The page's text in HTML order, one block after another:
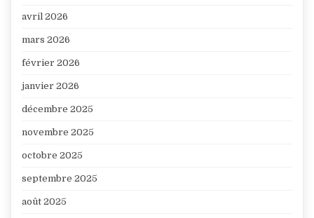
avril 2026
mars 2026
février 2026
janvier 2026
décembre 2025
novembre 2025
octobre 2025
septembre 2025
août 2025